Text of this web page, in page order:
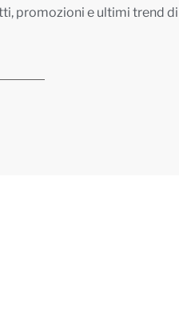
promozioni e ultimi trend